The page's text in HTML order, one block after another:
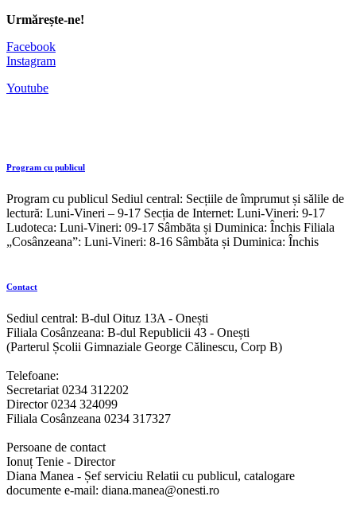
Urmărește-ne!
Facebook
Instagram
Youtube
Program cu publicul
Program cu publicul Sediul central: Secțiile de împrumut și sălile de
lectură: Luni-Vineri – 9-17 Secția de Internet: Luni-Vineri: 9-17
Ludoteca: Luni-Vineri: 09-17 Sâmbăta și Duminica: Închis Filiala
„Cosânzeana”: Luni-Vineri: 8-16 Sâmbăta și Duminica: Închis
Contact
Sediul central: B-dul Oituz 13A - Onești
Filiala Cosânzeana: B-dul Republicii 43 - Onești
(Parterul Școlii Gimnaziale George Călinescu, Corp B)
Telefoane:
Secretariat 0234 312202
Director 0234 324099
Filiala Cosânzeana 0234 317327
Persoane de contact
Ionuț Tenie - Director
Diana Manea - Șef serviciu Relatii cu publicul, catalogare
documente e-mail: diana.manea@onesti.ro